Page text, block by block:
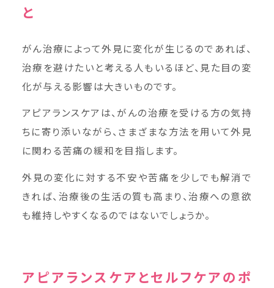
と
がん治療によって外見に変化が生じるのであれば、
治療を避けたいと考える人もいるほど、見た目の変
化が与える影響は大きいものです。
アピアランスケアは、がんの治療を受ける方の気持
ちに寄り添いながら、さまざまな方法を用いて外見
に関わる苦痛の緩和を目指します。
外見の変化に対する不安や苦痛を少しでも解消で
きれば、治療後の生活の質も高まり、治療への意欲
も維持しやすくなるのではないでしょうか。
アピアランスケアとセルフケアのポ